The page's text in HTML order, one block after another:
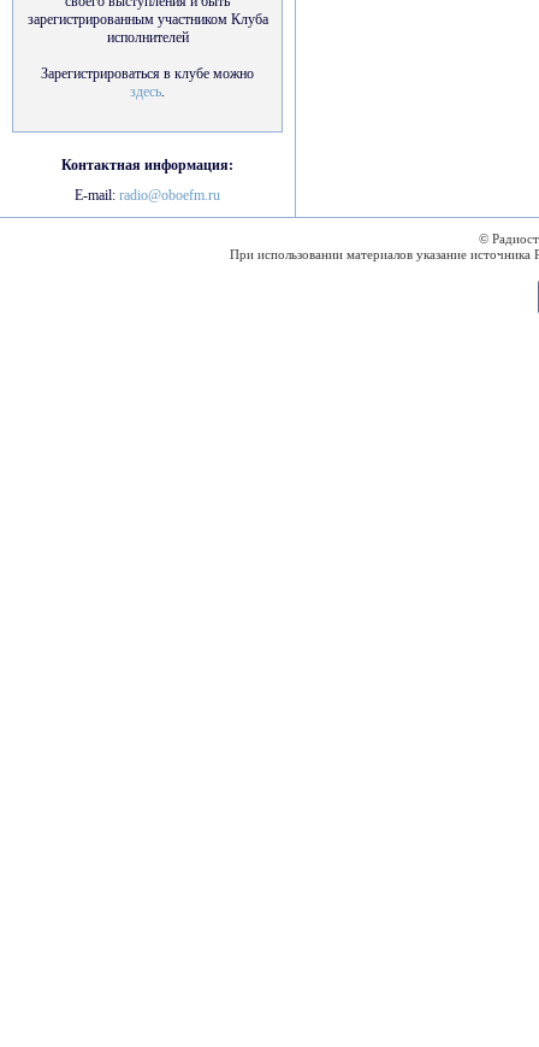
зарегистрированным участником Клуба
исполнителей
Зарегистрироваться в клубе можно
здесь.
Контактная информация:
E-mail: radio@oboefm.ru
©
При использовании материалов указание